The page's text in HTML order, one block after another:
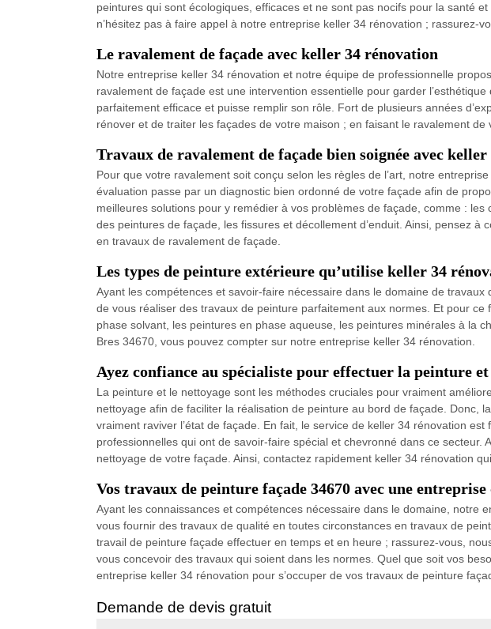
peintures qui sont écologiques, efficaces et ne sont pas nocifs pour la santé
n’hésitez pas à faire appel à notre entreprise keller 34 rénovation ; rassurez-
Le ravalement de façade avec keller 34 rénovation
Notre entreprise keller 34 rénovation et notre équipe de professionnelle
ravalement de façade est une intervention essentielle pour garder
parfaitement efficace et puisse remplir son rôle. Fort de plusieurs années
rénover et de traiter les façades de votre maison ; en faisant le ravalement de
Travaux de ravalement de façade bien soignée avec
Pour que votre ravalement soit conçu selon les règles de l’art, notre
évaluation passe par un diagnostic bien ordonné de votre façade afin de
meilleures solutions pour y remédier à vos problèmes de façade, comme :
des peintures de façade, les fissures et décollement d’enduit. Ainsi, pensez
en travaux de ravalement de façade.
Les types de peinture extérieure qu’utilise keller 34
Ayant les compétences et savoir-faire nécessaire dans le domaine de
de vous réaliser des travaux de peinture parfaitement aux normes. Et pour
phase solvant, les peintures en phase aqueuse, les peintures minérales à la
Bres 34670, vous pouvez compter sur notre entreprise keller 34 rénovation.
Ayez confiance au spécialiste pour effectuer la peinture
La peinture et le nettoyage sont les méthodes cruciales pour vraiment
nettoyage afin de faciliter la réalisation de peinture au bord de façade. Donc,
vraiment raviver l’état de façade. En fait, le service de keller 34 rénovation
professionnelles qui ont de savoir-faire spécial et chevronné dans ce
nettoyage de votre façade. Ainsi, contactez rapidement keller 34 rénovation
Vos travaux de peinture façade 34670 avec une entreprise
Ayant les connaissances et compétences nécessaire dans le domaine, notre
vous fournir des travaux de qualité en toutes circonstances en travaux de
travail de peinture façade effectuer en temps et en heure ; rassurez-vous,
vous concevoir des travaux qui soient dans les normes. Quel que soit vos
entreprise keller 34 rénovation pour s’occuper de vos travaux de peinture
Demande de devis gratuit